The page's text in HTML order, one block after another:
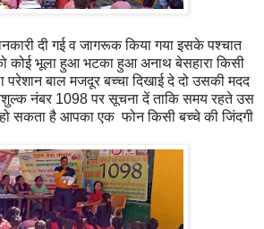
दी गई व जागरूक किया गया इसके पश्चात
कोई भूला हुआ भटका हुआ अनाथ बेसहारा किसी
परेशान बाल मजदूर बच्चा दिखाई दे दो उसकी मदद
नंबर 1098 पर सूचना दें ताकि समय रहते उस
सकता है आपका एक फोन किसी बच्चे की जिंदगी